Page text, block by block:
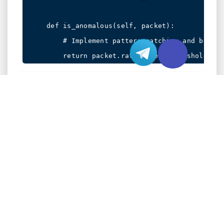
    def is_anomalous(self, packet):
# Implement pattern matching and